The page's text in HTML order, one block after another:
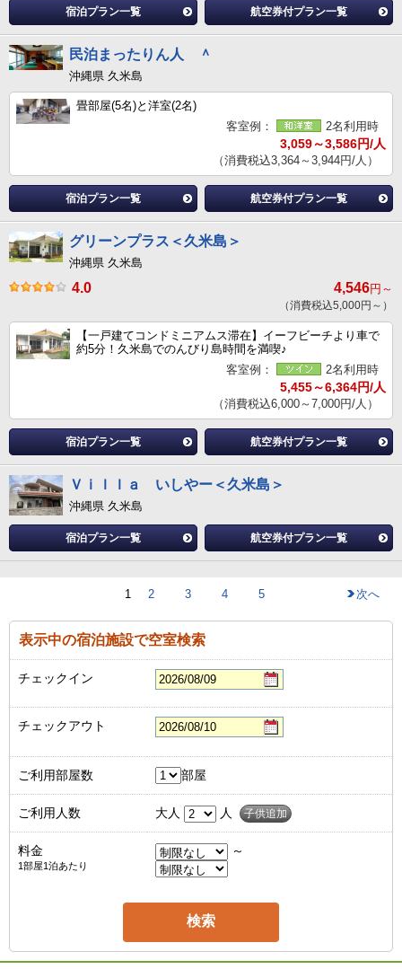
宿泊プラン一覧 航空券付プラン一覧
民泊まったりん人 ＾
沖縄県 久米島
畳部屋(5名)と洋室(2名)
客室例：
2名利用時
3,059～3,586円/人
（消費税込3,364～3,944円/人）
宿泊プラン一覧 航空券付プラン一覧
グリーンプラス＜久米島＞
沖縄県 久米島
4.0 4,546円～
（消費税込5,000円～）
【一戸建てコンドミニアムス滞在】イーフビーチより車で
約5分！久米島でのんびり島時間を満喫♪
客室例：
2名利用時
5,455～6,364円/人
（消費税込6,000～7,000円/人）
宿泊プラン一覧 航空券付プラン一覧
Ｖｉｌｌａ いしやー＜久米島＞
沖縄県 久米島
宿泊プラン一覧 航空券付プラン一覧
1 2 3 4 5 次へ
表示中の宿泊施設で空室検索
チェックイン
チェックアウト
ご利用部屋数 部屋
ご利用人数 大人 人 子供追加
料金
1部屋1泊あたり
～